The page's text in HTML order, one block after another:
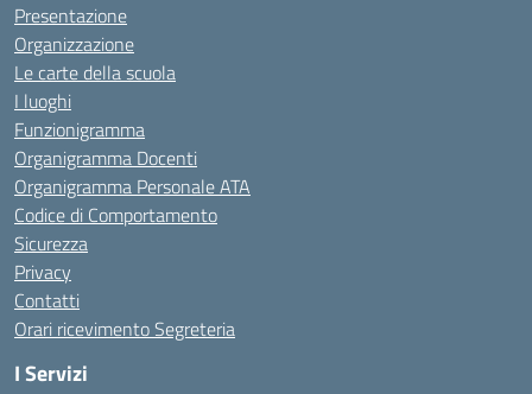
Presentazione
Organizzazione
Le carte della scuola
I luoghi
Funzionigramma
Organigramma Docenti
Organigramma Personale ATA
Codice di Comportamento
Sicurezza
Privacy
Contatti
Orari ricevimento Segreteria
I Servizi